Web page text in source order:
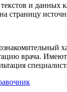
и данных
страницу
врача.